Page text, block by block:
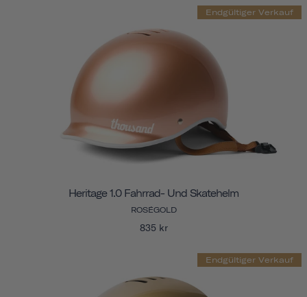
Endgültiger Verkauf
Heritage 1.0 Fahrrad- Und Skatehelm
ROSÉGOLD
835 kr
Endgültiger Verkauf